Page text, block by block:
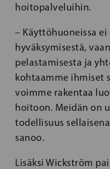
hoitopalveluihin.
– Käyttöhuoneissa
hyväksymisestä,
pelastamisesta ja
kohtaamme ihmiset
voimme rakentaa
hoitoon. Meidän on
todellisuus
sanoo.
Lisäksi Wickström